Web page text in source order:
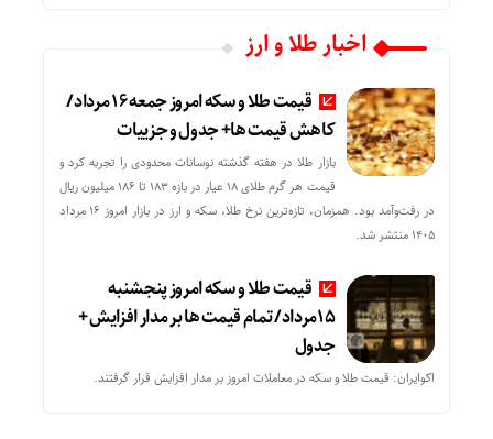
اخبار طلا و ارز
قیمت طلا و سکه امروز جمعه ۱۶ مرداد/
کاهش قیمت ها+ جدول و جزییات
بازار طلا در هفته گذشته نوسانات محدودی را تجربه کرد و
قیمت هر گرم طلای ۱۸ عیار در بازه ۱۸۳ تا ۱۸۶ میلیون ریال
در رفت‌وآمد بود. همزمان، تازه‌ترین نرخ طلا، سکه و ارز در بازار امروز ۱۶ مرداد
۱۴۰۵ منتشر شد.
قیمت طلا و سکه امروز پنجشنبه
15مرداد/ تمام قیمت ها بر مدار افزایش +
جدول
اکوایران: قیمت طلا و سکه در معاملات امروز بر مدار افزایش قرار گرفتند.